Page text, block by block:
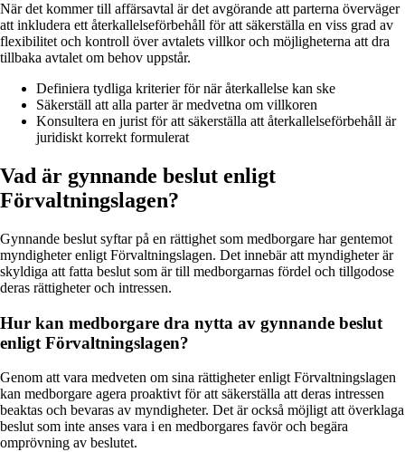
När det kommer till affärsavtal är det avgörande att parterna överväger
att inkludera ett återkallelseförbehåll för att säkerställa en viss grad av
flexibilitet och kontroll över avtalets villkor och möjligheterna att dra
tillbaka avtalet om behov uppstår.
Definiera tydliga kriterier för när återkallelse kan ske
Säkerställ att alla parter är medvetna om villkoren
Konsultera en jurist för att säkerställa att återkallelseförbehåll är
juridiskt korrekt formulerat
Vad är gynnande beslut enligt
Förvaltningslagen?
Gynnande beslut syftar på en rättighet som medborgare har gentemot
myndigheter enligt Förvaltningslagen. Det innebär att myndigheter är
skyldiga att fatta beslut som är till medborgarnas fördel och tillgodose
deras rättigheter och intressen.
Hur kan medborgare dra nytta av gynnande beslut
enligt Förvaltningslagen?
Genom att vara medveten om sina rättigheter enligt Förvaltningslagen
kan medborgare agera proaktivt för att säkerställa att deras intressen
beaktas och bevaras av myndigheter. Det är också möjligt att överklaga
beslut som inte anses vara i en medborgares favör och begära
omprövning av beslutet.